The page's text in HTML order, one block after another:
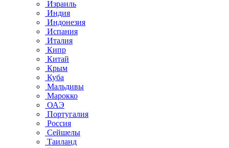
Израиль
Индия
Индонезия
Испания
Италия
Кипр
Китай
Крым
Куба
Мальдивы
Марокко
ОАЭ
Португалия
Россия
Сейшелы
Таиланд